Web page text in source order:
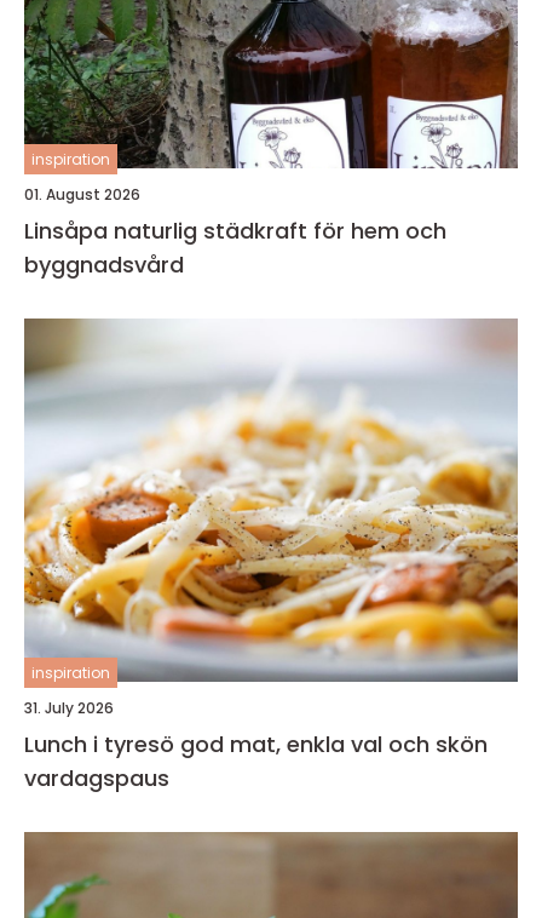
inspiration
01. August 2026
Linsåpa naturlig städkraft för hem och
byggnadsvård
inspiration
31. July 2026
Lunch i tyresö god mat, enkla val och skön
vardagspaus